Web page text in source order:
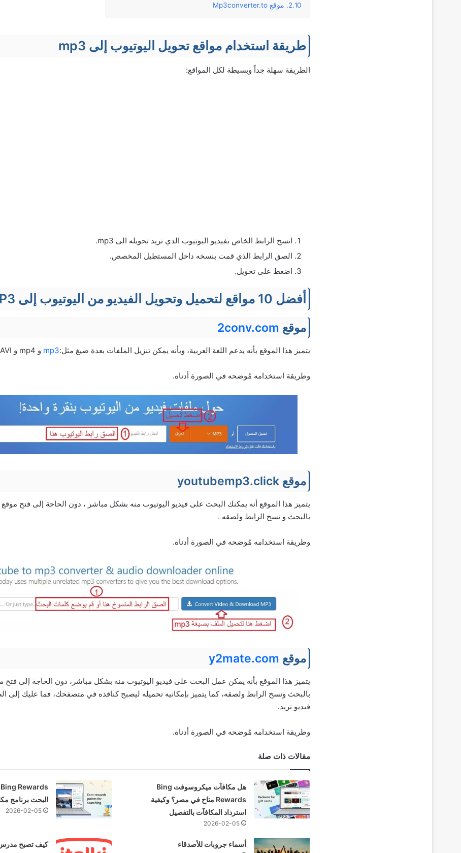
موقع Mp3converter.to
طريقة استخدام مواقع تحويل اليوتيوب إلى mp3
الطريقة سهلة جداً وبسيطة لكل المواقع:
انسخ الرابط الخاص بفيديو اليوتيوب الذي تريد تحويله الى mp3.
الصق الرابط الذي قمت بنسخه داخل المستطيل المخصص.
اضغط على تحويل.
أفضل 10 مواقع لتحميل وتحويل الفيديو من اليوتيوب إلى MP3
موقع 2conv.com
يتميز هذا الموقع بأنه يدعم اللغة العربية، وبأنه يمكن تنزيل الملفات بعدة صيغ مثل:mp3 و mp4 و AVI.
وطريقة استخدامه مُوضحه في الصورة أدناه.
موقع youtubemp3.click
يتميز هذا الموقع أنه يمكنك البحث على فيديو اليوتيوب منه بشكل مباشر ، دون الحاجة إلى فتح موقع
بالبحث و نسخ الرابط ولصقه .
وطريقة استخدامه مُوضحه في الصورة أدناه.
موقع y2mate.com
يتميز هذا الموقع بأنه يمكن عمل البحث على فيديو اليوتيوب منه بشكل مباشر، دون الحاجة إلى فتح
بالبحث ونسخ الرابط ولصقه، كما يتميز بإمكانيه تحميله ليصبح كنافذه في متصفحك، فما عليك إلى
فيديو تريد.
وطريقة استخدامه مُوضحه في الصورة أدناه.
مقالات ذات صلة
هل مكافآت ميكروسوفت Bing
Rewards متاح في مصر؟ وكيفية
استرداد المكافآت بالتفصيل
2026-02-05
البحث برنامج
2026-02-05
أسماء جروبات للأصدقاء